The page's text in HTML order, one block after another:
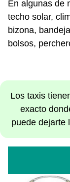
En algunas de
techo solar,
bizona,
bolsos,
Los taxis
exacto
puede dejarte